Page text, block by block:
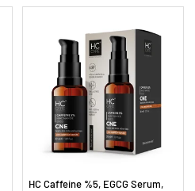
HC Caffeine %5, EGCG Serum,